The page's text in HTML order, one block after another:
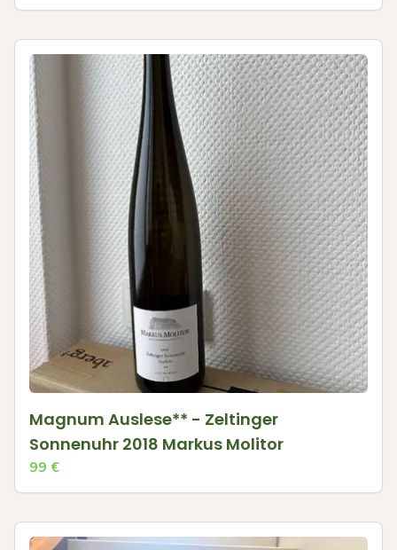
Magnum Auslese** - Zeltinger
Sonnenuhr 2018 Markus Molitor
99 €